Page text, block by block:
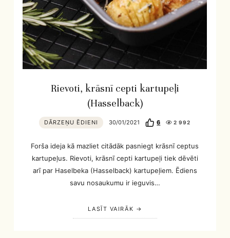
Rievoti, krāsnī cepti kartupeļi
(Hasselback)
DĀRZEŅU ĒDIENI 30/01/2021 6 2 992
Forša ideja kā mazliet citādāk pasniegt krāsnī ceptus
kartupeļus. Rievoti, krāsnī cepti kartupeļi tiek dēvēti
arī par Haselbeka (Hasselback) kartupeļiem. Ēdiens
savu nosaukumu ir ieguvis…
LASĪT VAIRĀK